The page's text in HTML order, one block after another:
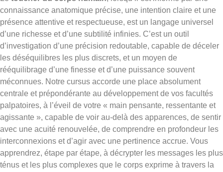
connaissance anatomique précise, une intention claire et une
présence attentive et respectueuse, est un langage universel
d’une richesse et d’une subtilité infinies. C’est un outil
d’investigation d’une précision redoutable, capable de déceler
les déséquilibres les plus discrets, et un moyen de
rééquilibrage d’une finesse et d’une puissance souvent
méconnues. Notre cursus accorde une place absolument
centrale et prépondérante au développement de vos facultés
palpatoires, à l’éveil de votre « main pensante, ressentante et
agissante », capable de voir au-delà des apparences, de sentir
avec une acuité renouvelée, de comprendre en profondeur les
interconnexions et d’agir avec une pertinence accrue. Vous
apprendrez, étape par étape, à décrypter les messages les plus
ténus et les plus complexes que le corps exprime à travers la